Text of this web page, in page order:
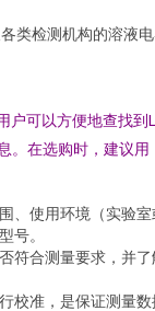
类检测机构的溶液
户可以方便地查找到
。在选购时，建议用
、使用环境（实验室
号。
符合测量要求，并了
校准，是保证测量数